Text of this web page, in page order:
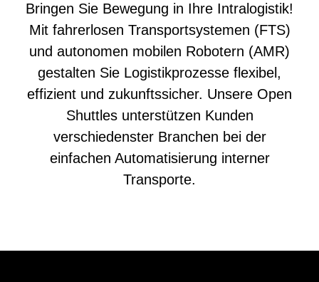
Bringen Sie Bewegung in Ihre Intralogistik!
Mit fahrerlosen Transportsystemen (FTS)
und autonomen mobilen Robotern (AMR)
gestalten Sie Logistikprozesse flexibel,
effizient und zukunftssicher. Unsere Open
Shuttles unterstützen Kunden
verschiedenster Branchen bei der
einfachen Automatisierung interner
Transporte.